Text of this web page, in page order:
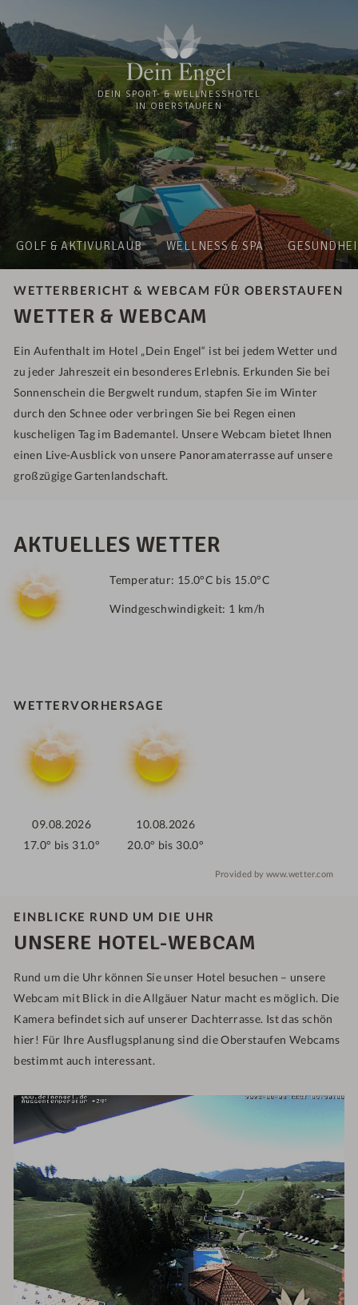
DEIN SPORT- & WELLNESSHOTEL
IN OBERSTAUFEN
GOLF & AKTIVURLAUB WELLNESS & SPA
WETTERBERICHT & WEBCAM FÜR OBERSTAUFEN
WETTER & WEBCAM
Ein Aufenthalt im Hotel „Dein Engel“ ist bei jedem Wetter und
zu jeder Jahreszeit ein besonderes Erlebnis. Erkunden Sie bei
Sonnenschein die Bergwelt rundum, stapfen Sie im Winter
durch den Schnee oder verbringen Sie bei Regen einen
kuscheligen Tag im Bademantel. Unsere Webcam bietet Ihnen
einen Live-Ausblick von unsere Panoramaterrasse auf unsere
großzügige Gartenlandschaft.
AKTUELLES WETTER
Temperatur: 15.0°C bis 15.0°C
Windgeschwindigkeit: 1 km/h
WETTERVORHERSAGE
09.08.2026
17.0° bis 31.0°
10.08.2026
20.0° bis 30.0°
Provided by www.wetter.com
EINBLICKE RUND UM DIE UHR
UNSERE HOTEL-WEBCAM
Rund um die Uhr können Sie unser Hotel besuchen – unsere
Webcam mit Blick in die Allgäuer Natur macht es möglich. Die
Kamera befindet sich auf unserer Dachterrasse. Ist das schön
hier! Für Ihre Ausflugsplanung sind die Oberstaufen Webcams
bestimmt auch interessant.